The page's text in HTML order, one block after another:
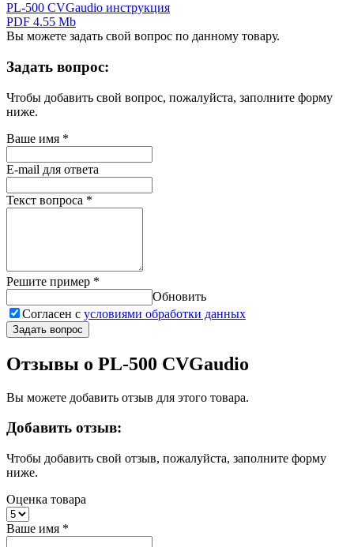
PL-500 CVGaudio инструкция
PDF 4.55 Mb
Вы можете задать свой вопрос по данному товару.
Задать вопрос:
Чтобы добавить свой вопрос, пожалуйста, заполните форму
ниже.
Ваше имя *
E-mail для ответа
Текст вопроса *
Решите пример *
Обновить
Согласен с условиями обработки данных
Задать вопрос
Отзывы о PL-500 CVGaudio
Вы можете добавить отзыв для этого товара.
Добавить отзыв:
Чтобы добавить свой отзыв, пожалуйста, заполните форму
ниже.
Оценка товара
Ваше имя *